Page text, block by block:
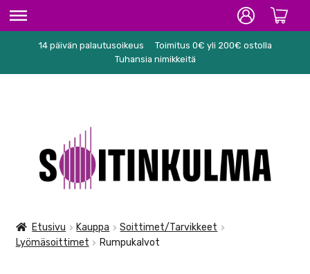
ETUSIVU
KARAOKE
NUOTIT
TARVIKKEET
14 päivän palautusoikeus
Toimitus 0€ yli 200€ ostolla
Tuhansia nimikkeitä
navigointiin
sisältöön
Etusivu Kauppa
Soittimet/Tarvikkeet
Lyömäsoittimet
Rumpukalvot